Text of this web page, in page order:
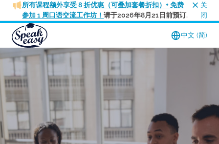
所有课程额外享受 8 折优惠（可叠加套餐折扣）+ 免费
参加 1 周口语交流工作坊！请于2026年8月21日前预订.
关
闭
中文 (简)